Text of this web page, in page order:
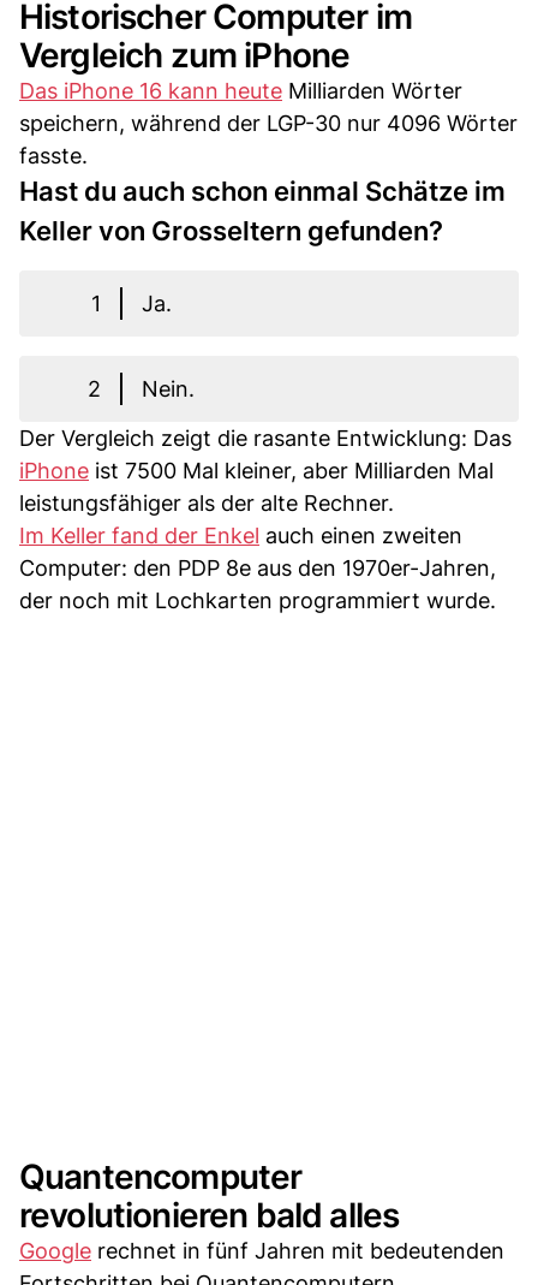
Historischer Computer im
Vergleich zum iPhone
Das iPhone 16 kann heute Milliarden Wörter
speichern, während der LGP-30 nur 4096 Wörter
fasste.
Hast du auch schon einmal Schätze im
Keller von Grosseltern gefunden?
1 Ja.
2
Nein.
Der Vergleich zeigt die rasante Entwicklung: Das
iPhone ist 7500 Mal kleiner, aber Milliarden Mal
leistungsfähiger als der alte Rechner.
Im Keller fand der Enkel auch einen zweiten
Computer: den PDP 8e aus den 1970er-Jahren,
der noch mit Lochkarten programmiert wurde.
Quantencomputer
revolutionieren bald alles
Google rechnet in fünf Jahren mit bedeutenden